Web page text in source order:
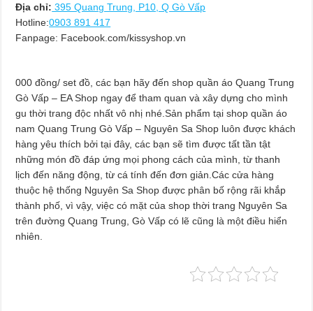
Địa chỉ: 395 Quang Trung, P10, Q Gò Vấp
Hotline:0903 891 417
Fanpage: Facebook.com/kissyshop.vn
000 đồng/ set đồ, các bạn hãy đến shop quần áo Quang Trung
Gò Vấp – EA Shop ngay để tham quan và xây dựng cho mình
gu thời trang độc nhất vô nhị nhé.Sản phẩm tại shop quần áo
nam Quang Trung Gò Vấp – Nguyên Sa Shop luôn được khách
hàng yêu thích bởi tại đây, các bạn sẽ tìm được tất tần tật
những món đồ đáp ứng mọi phong cách của mình, từ thanh
lịch đến năng động, từ cá tính đến đơn giản.Các cửa hàng
thuộc hệ thống Nguyên Sa Shop được phân bố rộng rãi khắp
thành phố, vì vậy, việc có mặt của shop thời trang Nguyên Sa
trên đường Quang Trung, Gò Vấp có lẽ cũng là một điều hiển
nhiên.